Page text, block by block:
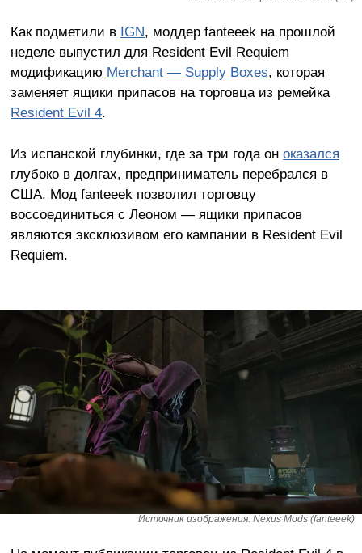
Как подметили в IGN, моддер fanteeek на прошлой
неделе выпустил для Resident Evil Requiem
модификацию Merchant — Supply Boxes, которая
заменяет ящики припасов на торговца из ремейка
Resident Evil 4.
Из испанской глубинки, где за три года он оказался
глубоко в долгах, предприниматель перебрался в
США. Мод fanteeek позволил торговцу
воссоединиться с Леоном — ящики припасов
являются эксклюзивом его кампании в Resident Evil
Requiem.
Источник изображения: Nexus Mods (fanteeek)